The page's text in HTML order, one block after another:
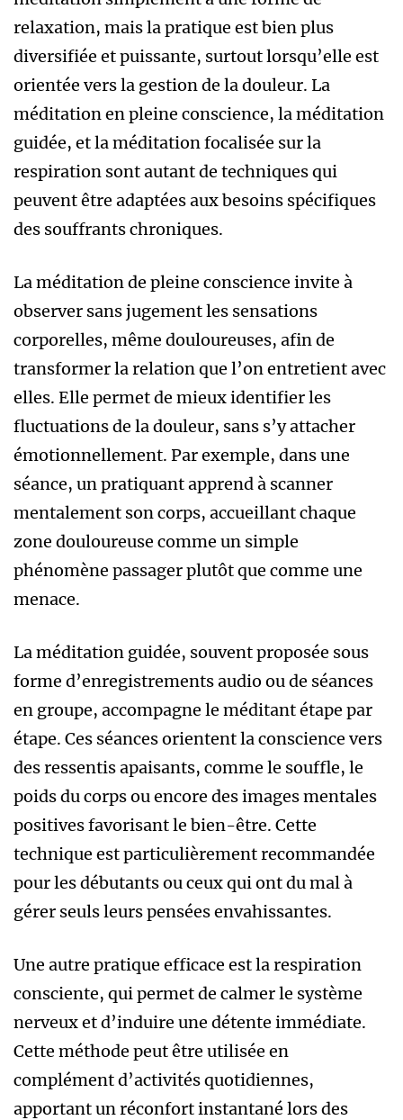
relaxation, mais la pratique est bien plus
diversifiée et puissante, surtout lorsqu’elle est
orientée vers la gestion de la douleur. La
méditation en pleine conscience, la méditation
guidée, et la méditation focalisée sur la
respiration sont autant de techniques qui
peuvent être adaptées aux besoins spécifiques
des souffrants chroniques.
La méditation de pleine conscience invite à
observer sans jugement les sensations
corporelles, même douloureuses, afin de
transformer la relation que l’on entretient avec
elles. Elle permet de mieux identifier les
fluctuations de la douleur, sans s’y attacher
émotionnellement. Par exemple, dans une
séance, un pratiquant apprend à scanner
mentalement son corps, accueillant chaque
zone douloureuse comme un simple
phénomène passager plutôt que comme une
menace.
La méditation guidée, souvent proposée sous
forme d’enregistrements audio ou de séances
en groupe, accompagne le méditant étape par
étape. Ces séances orientent la conscience vers
des ressentis apaisants, comme le souffle, le
poids du corps ou encore des images mentales
positives favorisant le bien-être. Cette
technique est particulièrement recommandée
pour les débutants ou ceux qui ont du mal à
gérer seuls leurs pensées envahissantes.
Une autre pratique efficace est la respiration
consciente, qui permet de calmer le système
nerveux et d’induire une détente immédiate.
Cette méthode peut être utilisée en
complément d’activités quotidiennes,
apportant un réconfort instantané lors des